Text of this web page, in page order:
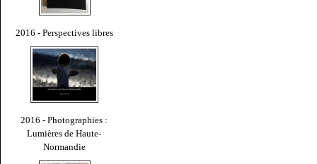
2016 - Perspectives libres
2016 - Photographies :
Lumières de Haute-
Normandie